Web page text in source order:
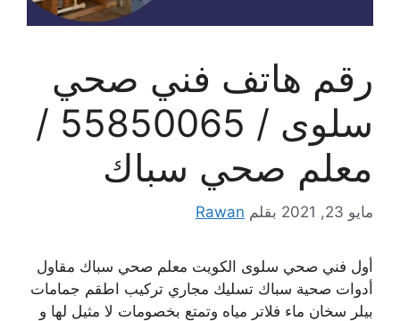
رقم هاتف فني صحي
سلوى / 55850065 /
معلم صحي سباك
مايو 23, 2021 بقلم Rawan
أول فني صحي سلوى الكويت معلم صحي سباك مقاول
أدوات صحية سباك تسليك مجاري تركيب اطقم جمامات
بيلر سخان ماء فلاتر مياه وتمتع بخصومات لا مثيل لها و